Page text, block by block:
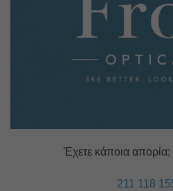
Έχετε κάποια
211 118